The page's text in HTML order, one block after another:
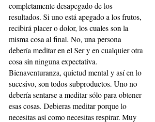
completamente desapegado de los
resultados. Si uno está apegado a los frutos,
recibirá placer o dolor, los cuales son la
misma cosa al final. No, una persona
debería meditar en el Ser y en cualquier otra
cosa sin ninguna expectativa.
Bienaventuranza, quietud mental y así en lo
sucesivo, son todos subproductos. Uno no
debería sentarse a meditar sólo para obtener
esas cosas. Debieras meditar porque lo
necesitas así como necesitas respirar. Muy